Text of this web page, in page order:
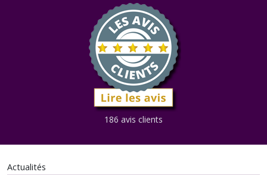
186 avis clients
Actualités